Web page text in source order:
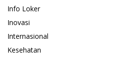
Info Loker
Inovasi
Internasional
Kesehatan